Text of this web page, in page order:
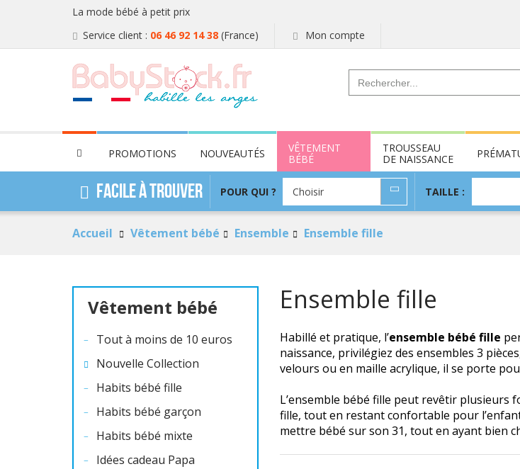
La mode bébé à petit prix
Service client : 06 46 92 14 38 (France) Mon compte
PROMOTIONS NOUVEAUTÉS
VÊTEMENT
BÉBÉ
TROUSSEAU
DE NAISSANCE
Facile à trouver POUR QUI ? Choisir
POUR
QUI
?
TAILLE :
Accueil Vêtement bébé Ensemble Ensemble fille
Vêtement bébé
Tout à moins de 10 euros
Nouvelle Collection
Habits bébé fille
Habits bébé garçon
Habits bébé mixte
Idées cadeau Papa
Ensemble fille
Habillé et pratique, l’ensemble bébé fille
naissance, privilégiez des ensembles 3
velours ou en maille acrylique, il se porte
L’ensemble bébé fille peut revêtir plusieurs
fille, tout en restant confortable pour
mettre bébé sur son 31, tout en ayant bien